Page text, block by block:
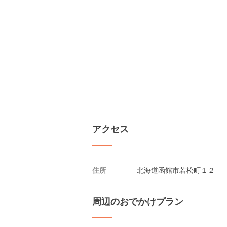
アクセス
住所 北海道函館市若松町１２
周辺のおでかけプラン